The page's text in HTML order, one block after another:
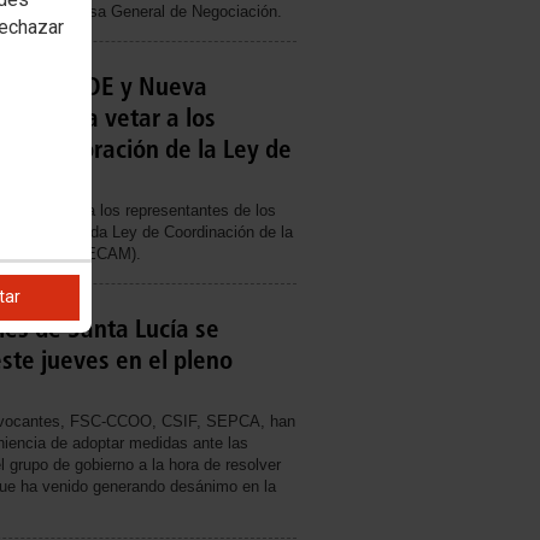
en la Mesa General de Negociación.
que PSOE y Nueva
a vetar a los
la elaboración de la Ley de
no veten a los representantes de los
la fracasada Ley de Coordinación de la
(FECAM).
de Santa Lucía se
jueves en el pleno
FSC-CCOO, CSIF, SEPCA, han
de adoptar medidas ante las
grupo de gobierno a la hora de resolver
ha venido generando desánimo en la